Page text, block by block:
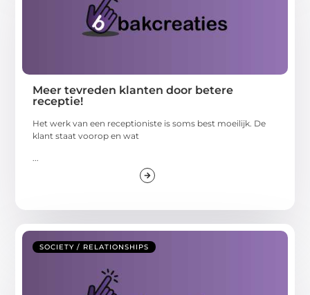
Meer tevreden klanten door betere
receptie!
Het werk van een receptioniste is soms best moeilijk. De
klant staat voorop en wat
...
SOCIETY / RELATIONSHIPS